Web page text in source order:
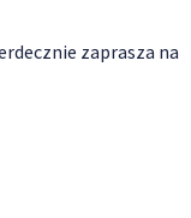
zaprasza na